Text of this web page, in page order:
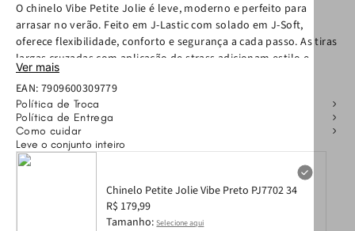
O chinelo Vibe Petite Jolie é leve, moderno e perfeito para
arrasar no verão. Feito em J-Lastic com solado em J-Soft,
oferece flexibilidade, conforto e segurança a cada passo. As tiras
largas cruzadas com aplicação de strass adicionam estilo e
sofisticação, enquanto o solado mais fino e o contorno
quadrado trazem delicadeza e modernidade. Superprático, o
Vibe Petite Jolie é fácil de calçar e combina com qualquer
produção descomplicada.
Ver mais
EAN: 7909600309779
Política de Troca
Política de Entrega
Como cuidar
Leve o conjunto inteiro
Chinelo Petite Jolie Vibe Preto PJ7702 34
R$ 179,99
Tamanho: Selecione aqui